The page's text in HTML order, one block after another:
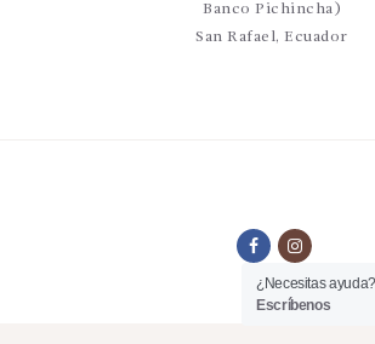
Banco Pichincha)
San Rafael, Ecuador
¿Necesitas ayuda?
Escríbenos